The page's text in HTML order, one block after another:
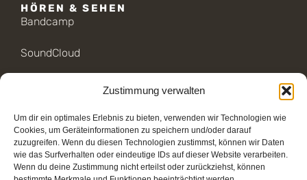
Zustimmung verwalten
Um dir ein optimales Erlebnis zu bieten, verwenden wir Technologien wie
Cookies, um Geräteinformationen zu speichern und/oder darauf
zuzugreifen. Wenn du diesen Technologien zustimmst, können wir Daten
wie das Surfverhalten oder eindeutige IDs auf dieser Website verarbeiten.
Wenn du deine Zustimmung nicht erteilst oder zurückziehst, können
HÖREN & SEHEN
Bandcamp
SoundCloud
YouTube
ANANDA CENTER
Ananda Köln